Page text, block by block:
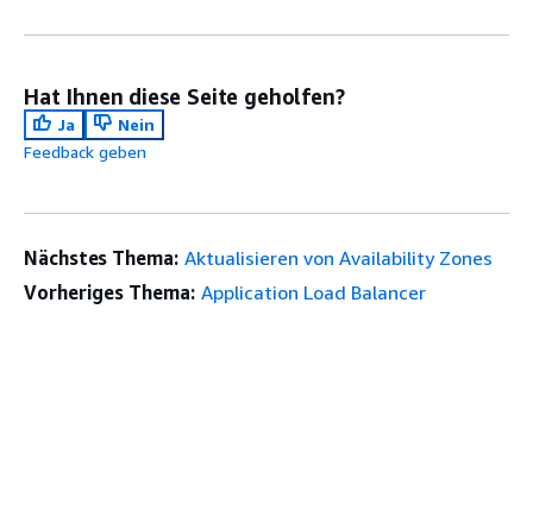
Hat Ihnen diese Seite geholfen?
Ja
Nein
Feedback geben
Nächstes Thema: Aktualisieren von Availability Zones
Vorheriges Thema: Application Load Balancer